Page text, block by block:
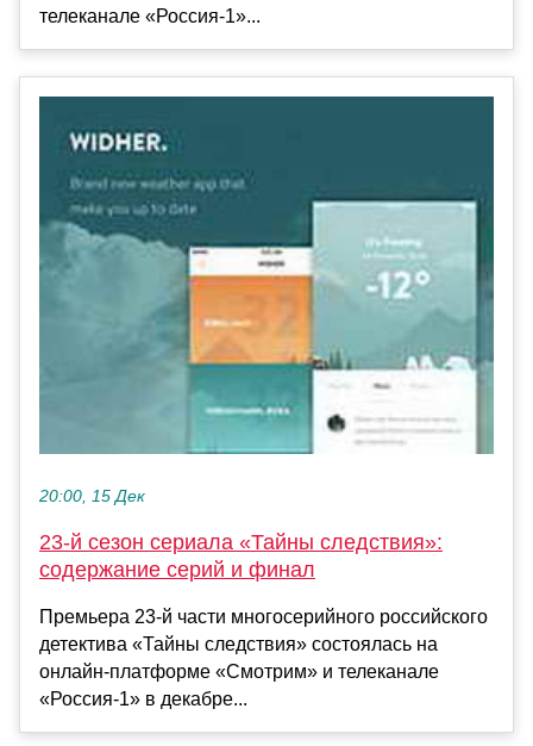
телеканале «Россия-1»...
20:00, 15 Дек
23-й сезон сериала «Тайны следствия»:
содержание серий и финал
Премьера 23-й части многосерийного российского
детектива «Тайны следствия» состоялась на
онлайн-платформе «Смотрим» и телеканале
«Россия-1» в декабре...